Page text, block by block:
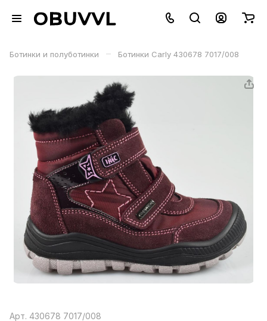
Ботинки и полуботинки – Ботинки Carly 430678 7017/008
Арт. 430678 7017/008